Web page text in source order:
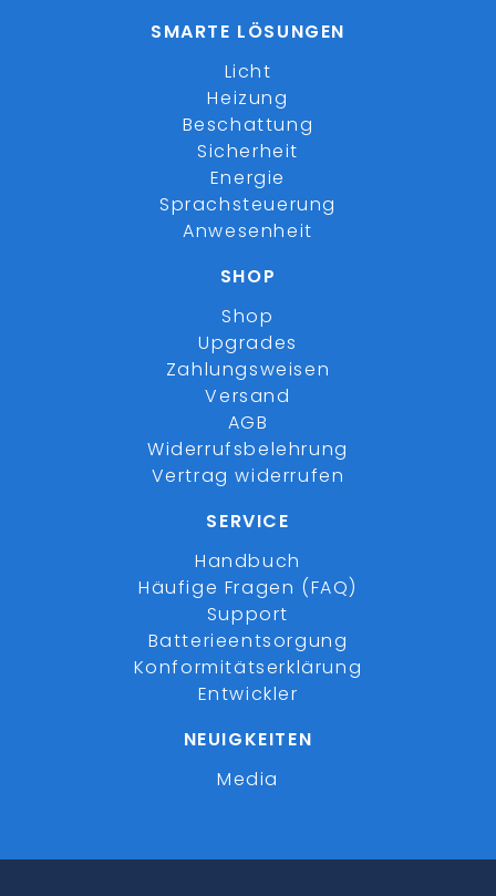
SMARTE LÖSUNGEN
Licht
Heizung
Beschattung
Sicherheit
Energie
Sprachsteuerung
Anwesenheit
SHOP
Shop
Upgrades
Zahlungsweisen
Versand
AGB
Widerrufsbelehrung
Vertrag widerrufen
SERVICE
Handbuch
Häufige Fragen (FAQ)
Support
Batterieentsorgung
Konformitätserklärung
Entwickler
NEUIGKEITEN
Media